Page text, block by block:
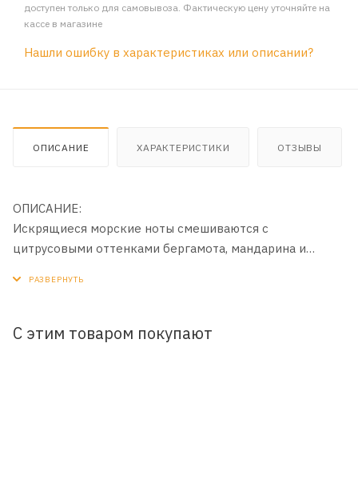
доступен только для самовывоза. Фактическую цену уточняйте на
кассе в магазине
Нашли ошибку в характеристиках или описании?
ОПИСАНИЕ ХАРАКТЕРИСТИКИ ОТЗЫВЫ
ОПИСАНИЕ:
Искрящиеся морские ноты смешиваются с
цитрусовыми оттенками бергамота, мандарина и
С этим товаром покупают